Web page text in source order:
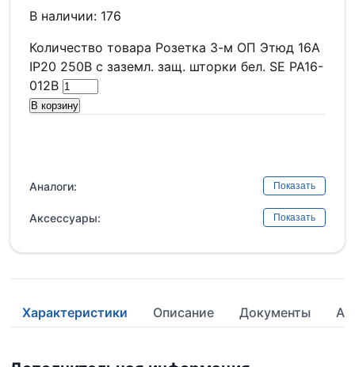
В наличии: 176
Количество товара Розетка 3-м ОП Этюд 16А
IP20 250В с заземл. защ. шторки бел. SE PA16-
012B
В корзину
Аналоги: Показать
Аксессуары: Показать
Характеристики Описание Документы